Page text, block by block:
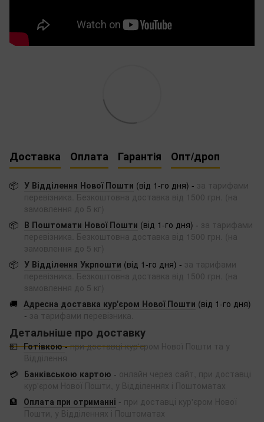
Доставка Оплата Гарантія Опт/дроп
📦 У Відділення Нової Пошти (від 1-го дня) - за тарифами
перевізника. Безкоштовна доставка від 1500 грн. (на
замовлення до 5 кг)
📦 В Поштомати Нової Пошти (від 1-го дня) - за тарифами
перевізника. Безкоштовна доставка від 1500 грн. (на
замовлення до 5 кг)
📦 У Відділення Укрпошти (від 1-го дня) - за тарифами
перевізника. Безкоштовна доставка від 1500 грн. (на
замовлення до 5 кг)
🚚 Адресна доставка кур'єром Нової Пошти (від 1-го дня)
- за тарифами перевізника.
Детальніше про доставку
💵 Готівкою -при доставці кур'єром Нової Пошти та у
Відділення
💳 Банківською картою - онлайн через сайт, при доставці
кур'єром Нової Пошти, у Відділеннях і Поштоматах
🏦
Оплата при отриманні - при доставці кур'єром Нової
Пошти, у Відділеннях і Поштоматах